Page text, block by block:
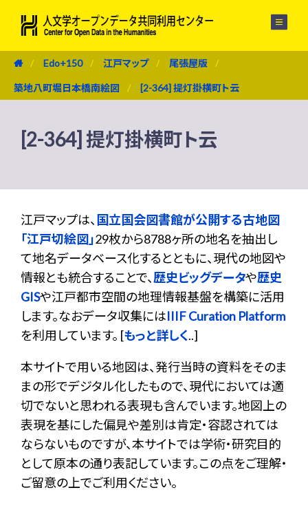
Edo+150 江戸マップ 尾張屋版
築地八町堀日本橋南絵図 [2-364] 提灯掛横町ト云
[2-364] 提灯掛横町ト云
江戸マップは、 国立国会図書館が公開する古地図
「江戸切絵図」29枚から8788ヶ所の地名を抽出し
て地名データベース化するとともに、現代の地図や
情報とも統合することで、歴史ビッグデータや歴史
GISや江戸都市空間の地理情報基盤を構築に活用
します。なおデータ収集にはIIIF Curation Platform
を利用しています。 [もっと詳しく..]
本サイトで用いる地図は、発行当時の資料をそのま
まの形でデジタル化したもので、現代においては適
切でないと思われる表現も含んでいます。地図上の
表現を基にした偏見や差別は肯定・容認されては
ならないものですが、本サイトでは学術・研究目的
として原本の通り表記しています。この点をご理解・
ご留意の上でご利用ください。